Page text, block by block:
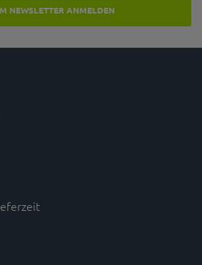
NEWSLETTER ANMELDEN